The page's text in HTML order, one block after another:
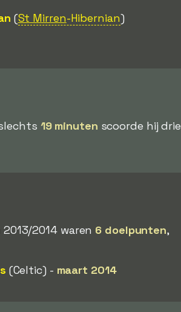
(St Mirren-Hibernian)
19 minuten scoorde hij drie
2014 waren 6 doelpunten,
(Celtic) - maart 2014